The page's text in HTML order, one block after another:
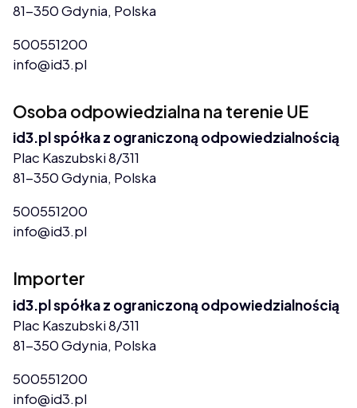
81-350 Gdynia, Polska
500551200
info@id3.pl
Osoba odpowiedzialna na terenie UE
id3.pl spółka z ograniczoną odpowiedzialnością
Plac Kaszubski 8/311
81-350 Gdynia, Polska
500551200
info@id3.pl
Importer
id3.pl spółka z ograniczoną odpowiedzialnością
Plac Kaszubski 8/311
81-350 Gdynia, Polska
500551200
info@id3.pl